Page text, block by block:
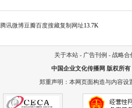
腾讯微博豆瓣百度搜藏复制网址13.7K
关于本站 - 广告刊例 - 战略合
中国企业文化传播网 版权所有
郑重声明：本网页面构造与内容